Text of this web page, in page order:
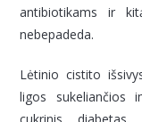
antibiotikams ir
nebepadeda.
Lėtinio cistito
ligos sukeliančios